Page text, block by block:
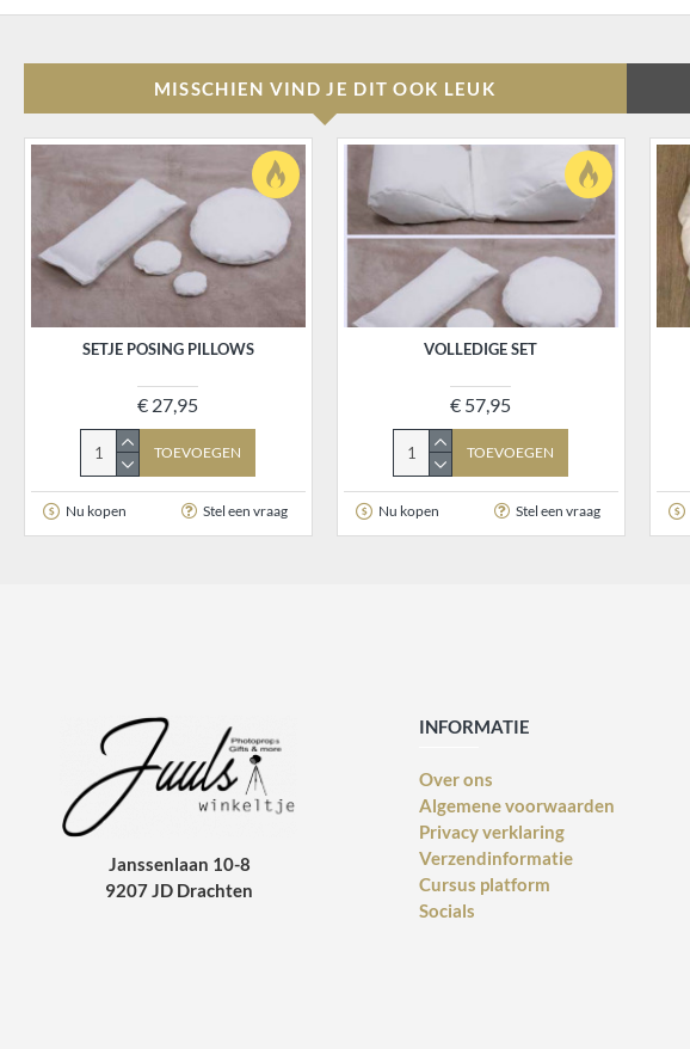
MISSCHIEN VIND JE DIT OOK LEUK
SETJE POSING PILLOWS
€ 27,95
TOEVOEGEN
Nu kopen Stel een vraag
VOLLEDIGE SET
€ 57,95
TOEVOEGEN
Nu kopen Stel een vraag
Janssenlaan 10-8
9207 JD Drachten
INFORMATIE
Over ons
Algemene voorwaarden
Privacy verklaring
Verzendinformatie
Cursus platform
Socials